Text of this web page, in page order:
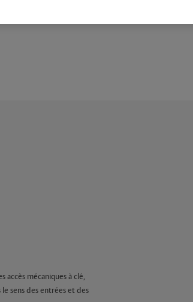
accès mécaniques à clé,
sens des entrées et des